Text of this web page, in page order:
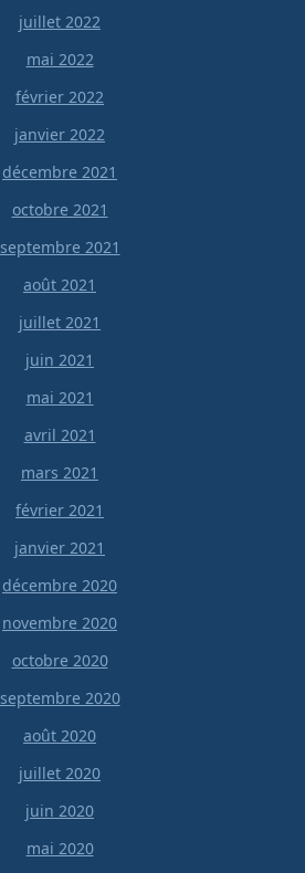
juillet 2022
mai 2022
février 2022
janvier 2022
décembre 2021
octobre 2021
septembre 2021
août 2021
juillet 2021
juin 2021
mai 2021
avril 2021
mars 2021
février 2021
janvier 2021
décembre 2020
novembre 2020
octobre 2020
septembre 2020
août 2020
juillet 2020
juin 2020
mai 2020